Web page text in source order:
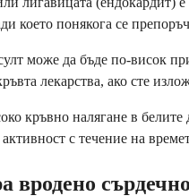
което понякога се
може да бъде по-висок
лекарства, ако сте
кръвно налягане в
с течение на
вродено